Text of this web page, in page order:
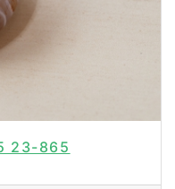
23-865